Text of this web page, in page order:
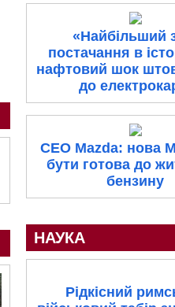
«Найбільший
постачання в
нафтовий шок
до
CEO Mazda: нова
бути готова до
бензину
НАУКА
Рідкісний